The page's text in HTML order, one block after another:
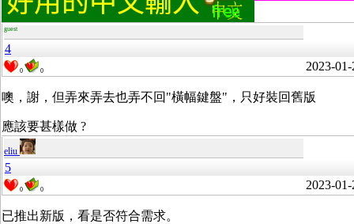
guest
4
0 0 2023-01-
噢，謝，但弄來弄去也弄不回"橫幅鍵盤"，只好裝回舊版
應該要甚樣做 ?
eliu
5
0 0 2023-01-
已推出新版，看是否符合需求。